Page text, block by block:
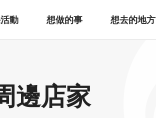
動 想做的事 想去的地方
邊店家